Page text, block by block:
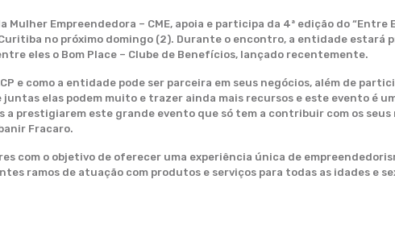
Mulher Empreendedora – CME, apoia e participa da 4ª edição do “Entre
no próximo domingo (2). Durante o encontro, a entidade estará
eles o Bom Place – Clube de Benefícios, lançado recentemente.
e como a entidade pode ser parceira em seus negócios, além de
elas podem muito e trazer ainda mais recursos e este evento é
a prestigiarem este grande evento que só tem a contribuir com os seus
Fracaro.
com o objetivo de oferecer uma experiência única de
ramos de atuação com produtos e serviços para todas as idades e